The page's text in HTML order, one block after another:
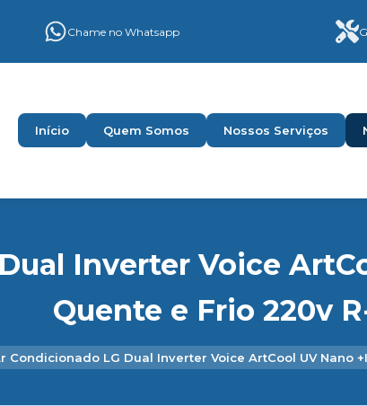
Chame no Whatsapp
Início Quem Somos Nossos Serviços
Inverter Voice
Quente e Frio 220v
Condicionado LG Dual Inverter Voice ArtCool UV Nano